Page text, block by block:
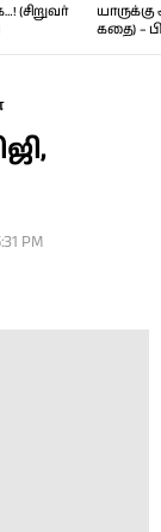
(சிறுவர்
யாருக்கு
கதை) –
PM